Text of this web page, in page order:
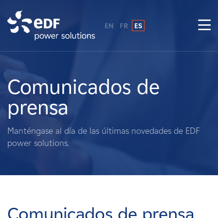
Sobre nosotros
Qué hacemos
Terratenientes
EN FR ES
Comunicados de
prensa
Manténgase al día de las últimas novedades de EDF
power solutions.
Comunicados de prensa